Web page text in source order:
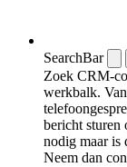
SearchBar
Zoek CRM-
werkbalk.
bericht sturen
nodig maar is
Neem dan